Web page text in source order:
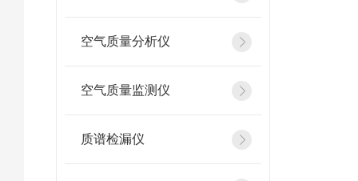
空气质量分析仪
空气质量监测仪
质谱检漏仪